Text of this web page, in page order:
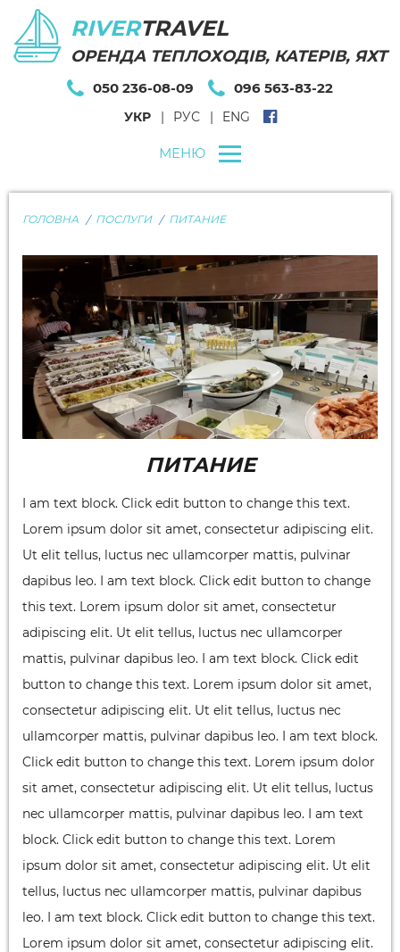
RIVERTRAVEL
ОРЕНДА ТЕПЛОХОДІВ, КАТЕРІВ, ЯХТ
050 236-08-09 096 563-83-22
УКР РУС ENG
МЕНЮ
ГОЛОВНА ПОСЛУГИ ПИТАНИЕ
ПИТАНИЕ
I am text block. Click edit button to change this text.
Lorem ipsum dolor sit amet, consectetur adipiscing elit.
Ut elit tellus, luctus nec ullamcorper mattis, pulvinar
dapibus leo. I am text block. Click edit button to change
this text. Lorem ipsum dolor sit amet, consectetur
adipiscing elit. Ut elit tellus, luctus nec ullamcorper
mattis, pulvinar dapibus leo. I am text block. Click edit
button to change this text. Lorem ipsum dolor sit amet,
consectetur adipiscing elit. Ut elit tellus, luctus nec
ullamcorper mattis, pulvinar dapibus leo. I am text block.
Click edit button to change this text. Lorem ipsum dolor
sit amet, consectetur adipiscing elit. Ut elit tellus, luctus
nec ullamcorper mattis, pulvinar dapibus leo. I am text
block. Click edit button to change this text. Lorem
ipsum dolor sit amet, consectetur adipiscing elit. Ut elit
tellus, luctus nec ullamcorper mattis, pulvinar dapibus
leo. I am text block. Click edit button to change this text.
Lorem ipsum dolor sit amet, consectetur adipiscing elit.